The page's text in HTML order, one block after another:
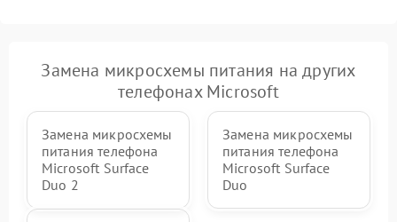
Замена микросхемы питания на других
телефонах Microsoft
Замена микросхемы
питания телефона
Microsoft Surface
Duo 2
Замена микросхемы
питания телефона
Microsoft Surface
Duo